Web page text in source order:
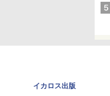
イカロス出版